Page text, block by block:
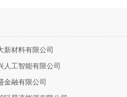
新材料有限公司
人工智能有限公司
金融有限公司